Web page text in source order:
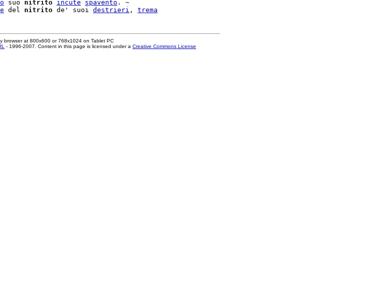
suo nitrito incute spavento . ~
del nitrito de' suoi destrieri , trema
browser at 800x600 or 768x1024 on Tablet PC
- 1996-2007. Content in this page is licensed under a Creative Commons License